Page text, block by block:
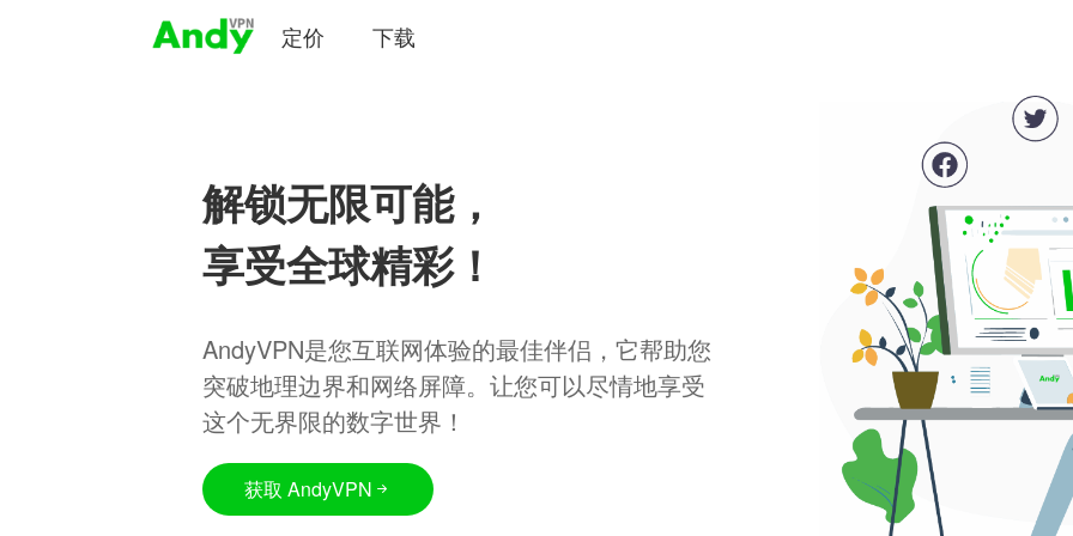
定价 下载
解锁无限可能，
享受全球精彩！
AndyVPN是您互联网体验的最佳伴侣，它帮助您
突破地理边界和网络屏障。让您可以尽情地享受
这个无界限的数字世界！
获取 AndyVPN